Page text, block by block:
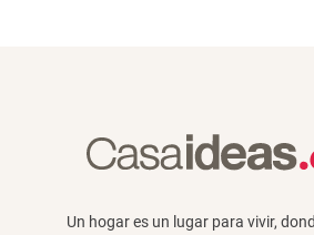
Un hogar es un lugar para vivir,